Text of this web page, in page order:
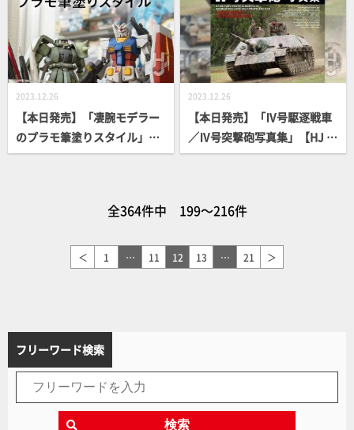
2023.12.26
【本日発売】「凄腕モデラー
のプラモ筆塗りスタイル」
【How To】
2023.12.26
【本日発売】「Ⅳ号駆逐戦車
／Ⅳ号突撃砲写真集」【HJ M
ILITARY PHOTO ALBUM】
全364件中 199～216件
＜ 1 … 11 12 13 … 21 ＞
フリーワード検索
検索